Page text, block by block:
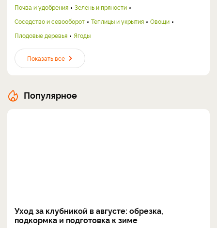
Почва и удобрения
Зелень и пряности
Соседство и севооборот
Теплицы и укрытия
Овощи
Плодовые деревья
Ягоды
Показать все
Популярное
Уход за клубникой в августе: обрезка,
подкормка и подготовка к зиме